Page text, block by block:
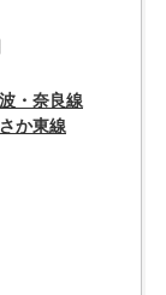
・奈良線
か東線